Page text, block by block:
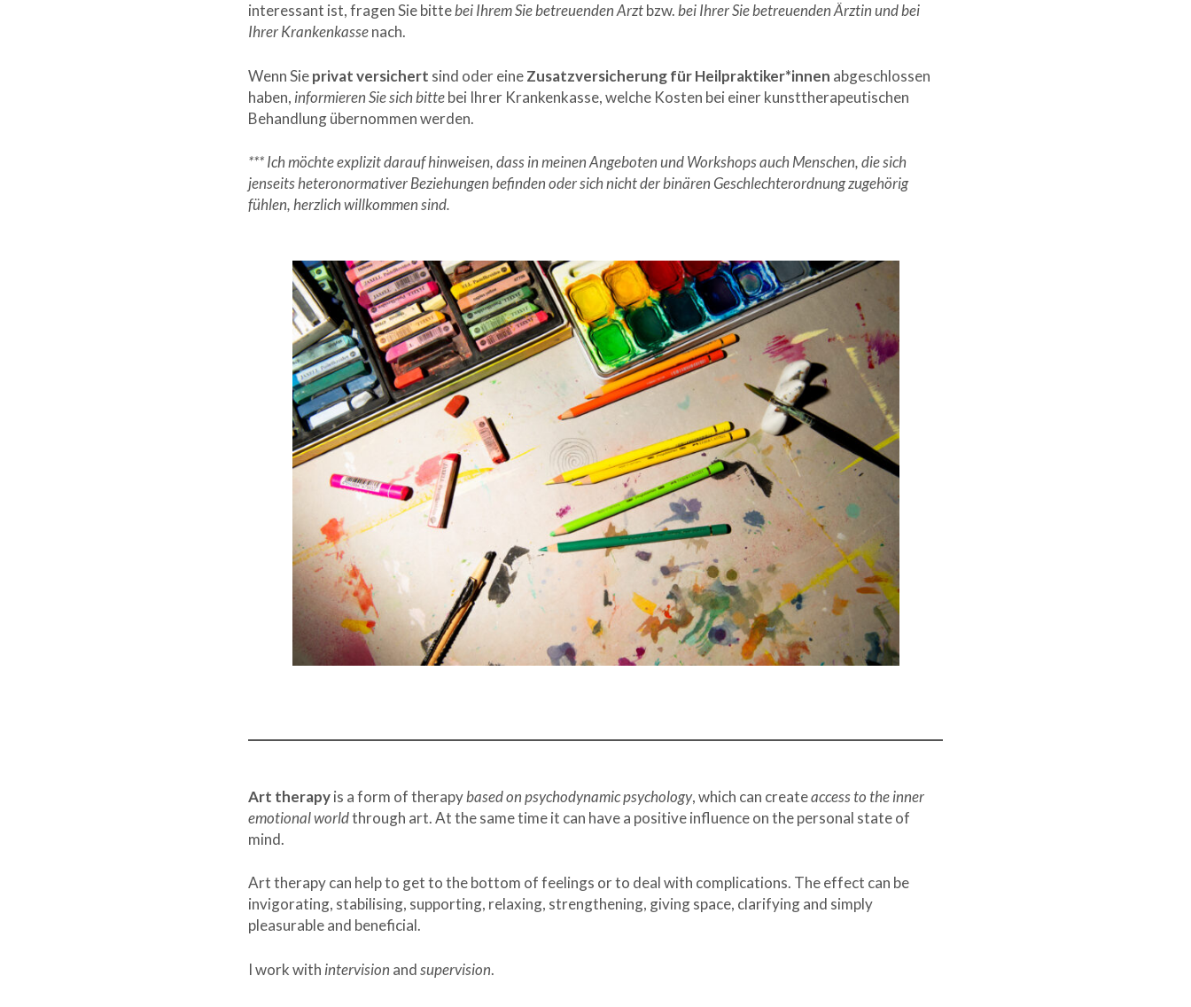
interessant ist, fragen Sie bittebei Ihrem Sie betreuenden Arztbzw.bei Ihrer Sie betreuenden Ärztinund bei
Ihrer Krankenkassenach.
Wenn Sieprivat versichert sind oder eineZusatzversicherung für Heilpraktiker*innen abgeschlossen
haben, informieren Sie sich bittebei Ihrer Krankenkasse, welche Kosten bei einer kunsttherapeutischen
Behandlung übernommen werden.
*** Ich möchte explizit darauf hinweisen, dass in meinen Angeboten und Workshops auch Menschen, die sich
jenseits heteronormativer Beziehungen befinden oder sich nicht der binären Geschlechterordnung zugehörig
fühlen, herzlich willkommen sind.
Art therapyis a form of therapybased on psychodynamic psychology, which can createaccess to the inner
emotional worldthrough art. At the same time it can have a positive influence on the personal state of
mind.
Art therapy can help to get to the bottom of feelings or to deal with complications. The effect can be
invigorating, stabilising, supporting, relaxing, strengthening, giving space, clarifying and simply
pleasurable and beneficial.
I work with intervision andsupervision.